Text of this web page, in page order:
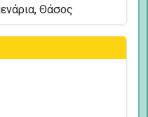
Θάσος